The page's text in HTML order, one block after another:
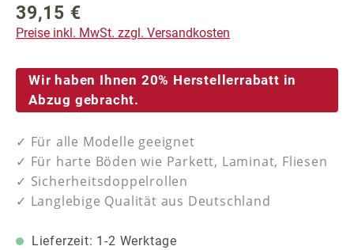
Regulärer Preis:
39,15 €
Preise inkl. MwSt. zzgl. Versandkosten
Wir haben Ihnen 20% Herstellerrabatt in
Abzug gebracht.
✓ Für alle Modelle geeignet
✓ Für harte Böden wie Parkett, Laminat, Fliesen
✓ Sicherheitsdoppelrollen
✓ Langlebige Qualität aus Deutschland
Lieferzeit: 1-2 Werktage